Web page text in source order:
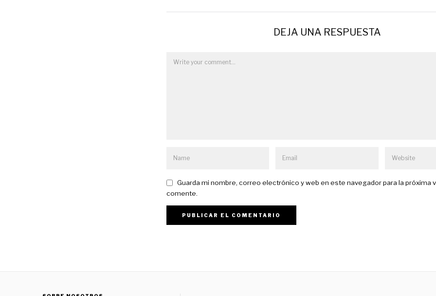
DEJA UNA RESPUESTA
Guarda mi nombre, correo electrónico y web en este navegador para la próxima
comente.